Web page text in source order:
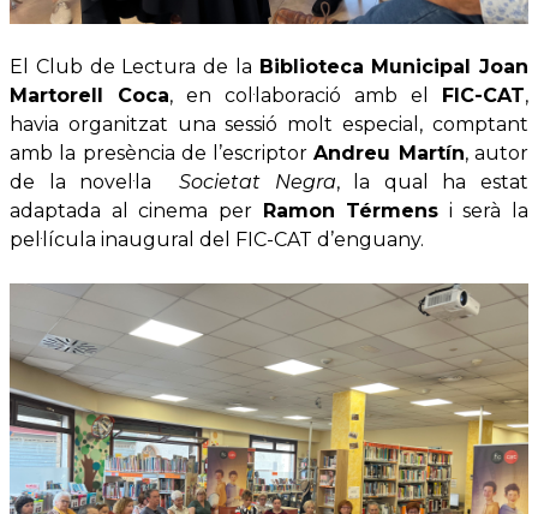
El Club de Lectura de la Biblioteca Municipal Joan
Martorell Coca, en col·laboració amb el FIC-CAT,
havia organitzat una sessió molt especial, comptant
amb la presència de l’escriptorAndreu Martín, autor
de la novel·laSocietat Negra, la qual ha estat
adaptada al cinema per Ramon Térmens i serà la
pel·lícula inaugural del FIC-CAT d’enguany.